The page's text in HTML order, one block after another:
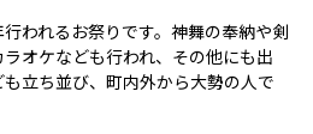
われるお祭りです。神舞の奉納や剣
オケなども行われ、その他にも出
立ち並び、町内外から大勢の人で